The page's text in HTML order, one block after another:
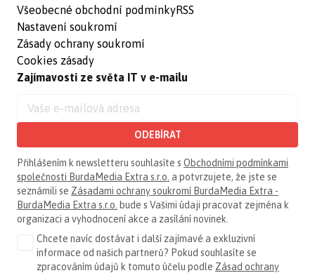
Všeobecné obchodní podmínky
Nastavení soukromí
Zásady ochrany soukromí
Cookies zásady
RSS
Zajímavosti ze světa IT v e-mailu
ODEBÍRAT
Přihlášením k newsletteru souhlasíte s Obchodními podmínkami
společnosti BurdaMedia Extra s.r.o. a potvrzujete, že jste se
seznámili se Zásadami ochrany soukromí BurdaMedia Extra -
BurdaMedia Extra s.r.o. bude s Vašimi údaji pracovat zejména k
organizaci a vyhodnocení akce a zasílání novinek.
Chcete navíc dostávat i další zajímavé a exkluzivní
informace od našich partnerů? Pokud souhlasíte se
zpracováním údajů k tomuto účelu podle Zásad ochrany